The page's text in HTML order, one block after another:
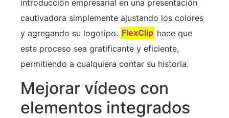
introducción empresarial en una presentación
cautivadora simplemente ajustando los colores
y agregando su logotipo. FlexClip hace que
este proceso sea gratificante y eficiente,
permitiendo a cualquiera contar su historia.
Mejorar vídeos con
elementos integrados